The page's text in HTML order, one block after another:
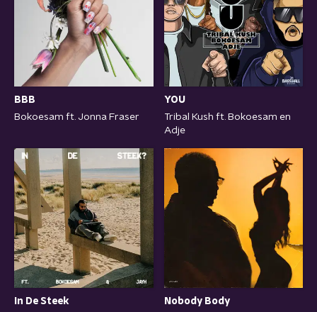
BBB
Bokoesam ft. Jonna Fraser
YOU
Tribal Kush ft. Bokoesam en
Adje
In De Steek
Nobody Body